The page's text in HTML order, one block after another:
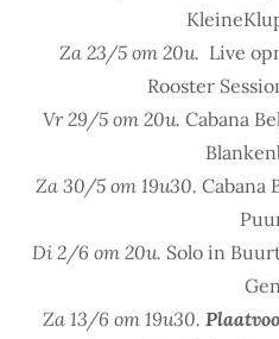
Za 23/5 om 20u. Live
Rooster
Vr 29/5 om 20u. Cabana
Za 30/5 om 19u30. Cabana
Di 2/6 om 20u. Solo in
Za 13/6 om 19u30.